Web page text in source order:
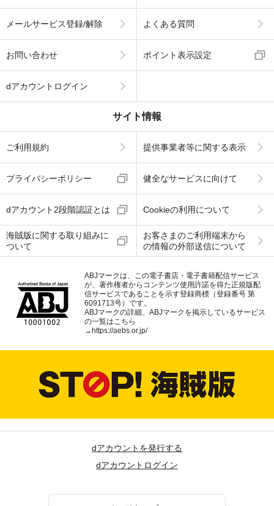
メールサービス登録/解除 よくある質問
お問い合わせ ポイント表示設定
dアカウントログイン
サイト情報
ご利用規約 提供事業者等に関する表示
プライバシーポリシー 健全なサービスに向けて
dアカウント2段階認証とは Cookieの利用について
海賊版に関する取り組みに
ついて
お客さまのご利用端末から
の情報の外部送信について
ABJマークは、この電子書店・電子書籍配信サービス
が、著作権者からコンテンツ使用許諾を得た正規版配
信サービスであることを示す登録商標（登録番号 第
6091713号）です。
ABJマークの詳細、ABJマークを掲示しているサービス
の一覧はこちら
→ https://aebs.or.jp/
dアカウントを発行する
dアカウントログイン